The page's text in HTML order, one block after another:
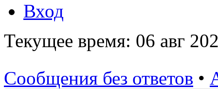
Вход
Текущее время: 06 авг
Сообщения без ответов •